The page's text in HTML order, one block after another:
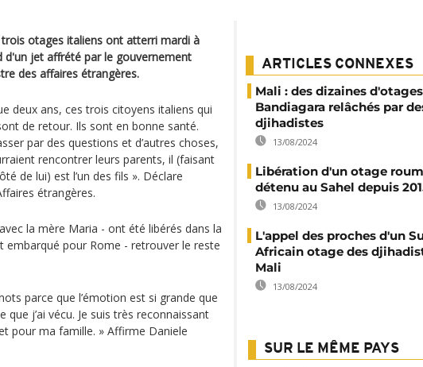
otages italiens ont atterri mardi à
jet affrété par le gouvernement
des affaires étrangères.
deux ans, ces trois citoyens italiens qui
de retour. Ils sont en bonne santé.
par des questions et d’autres choses,
rencontrer leurs parents, il (faisant
de lui) est l’un des fils ». Déclare
étrangères.
la mère Maria - ont été libérés dans la
pour Rome - retrouver le reste
parce que l’émotion est si grande que
j’ai vécu. Je suis très reconnaissant
pour ma famille. » Affirme Daniele
ARTICLES CONNEXES
Mali : des dizaines
Bandiagara relâchés par
djihadistes
13/08/2024
Libération d'un otage
détenu au Sahel depuis
13/08/2024
L'appel des proches d'un
Africain otage des
Mali
13/08/2024
SUR LE MÊME PAYS